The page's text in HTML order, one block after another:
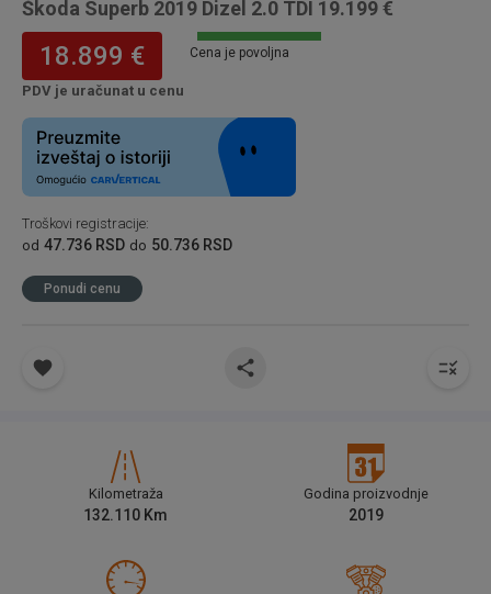
Škoda Superb 2019 Dizel 2.0 TDI 19.199 €
18.899 €
PDV je uračunat u cenu
Cena je povoljna
Troškovi registracije:
od 47.736 RSD do 50.736 RSD
Ponudi cenu
Kilometraža
132.110 Km
Godina proizvodnje
2019